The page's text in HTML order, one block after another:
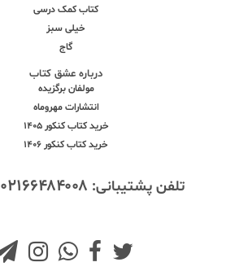
کتاب کمک درسی
خیلی سبز
گاج
درباره عشق کتاب
مولفان برگزیده
انتشارات مهروماه
خرید کتاب کنکور 1405
خرید کتاب کنکور 1406
تلفن پشتیبانی: ۰۲۱۶۶۴۸۴۰۰۸